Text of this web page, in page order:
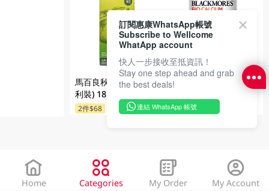
馬百良秋梨潤喉蜜 (便
利裝) 18ml
2件$68
Blackmores 活性鈣
60PC
$164
Home Categories My Order My Account
訂閱惠康WhatsApp帳號
Subscribe to Wellcome
WhatApp account
快人一步接收至抵資訊！
Stay one step ahead and grab
the best deals!
連結 WhatsApp 帳號